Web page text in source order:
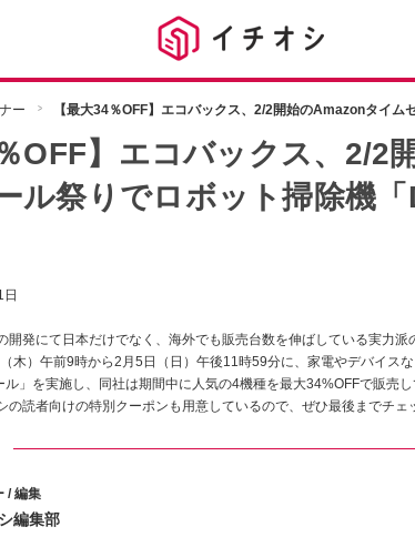
ー 【最大34％OFF】エコバックス、2/2開始のAmazonタイ
OFF】エコバックス、2/2
ル祭りでロボット掃除機
開発にて日本だけでなく、海外でも販売台数を伸ばしている実力派
木）午前9時から2月5日（日）午後11時59分に、家電やデバイス
」を実施し、同社は期間中に人気の4機種を最大34%OFFで販売
の読者向けの特別クーポンも用意しているので、ぜひ最後までチェ
/ 編集
編集部